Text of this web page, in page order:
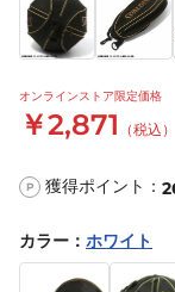
オンラインストア限定価格
￥2,871 （税込）
P 獲得ポイント：
カラー ： ホワイト